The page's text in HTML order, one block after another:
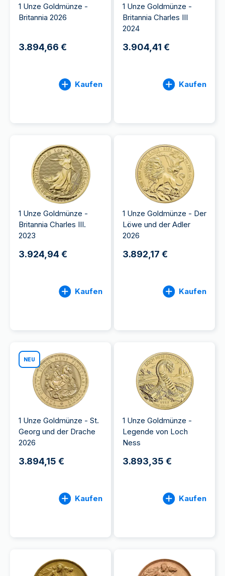
1 Unze Goldmünze -
Britannia 2026
3.894,66 €
Kaufen
1 Unze Goldmünze -
Britannia Charles III
2024
3.904,41 €
Kaufen
1 Unze Goldmünze -
Britannia Charles III.
2023
3.924,94 €
Kaufen
1 Unze Goldmünze - Der
Löwe und der Adler
2026
3.892,17 €
Kaufen
NEU
1 Unze Goldmünze - St.
Georg und der Drache
2026
3.894,15 €
Kaufen
1 Unze Goldmünze -
Legende von Loch
Ness
3.893,35 €
Kaufen